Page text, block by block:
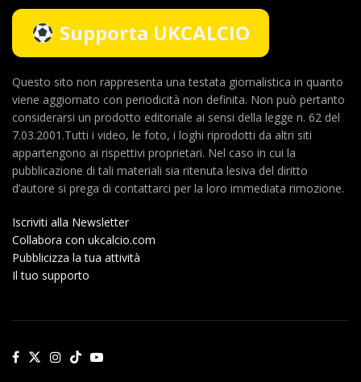
Supporta UKCALCIO
Questo sito non rappresenta una testata giornalistica in quanto
viene aggiornato con periodicità non definita. Non può pertanto
considerarsi un prodotto editoriale ai sensi della legge n. 62 del
7.03.2001.Tutti i video, le foto, i loghi riprodotti da altri siti
appartengono ai rispettivi proprietari. Nel caso in cui la
pubblicazione di tali materiali sia ritenuta lesiva del diritto
d’autore si prega di contattarci per la loro immediata rimozione.
Iscriviti alla Newsletter
Collabora con ukcalcio.com
Pubblicizza la tua attività
Il tuo supporto